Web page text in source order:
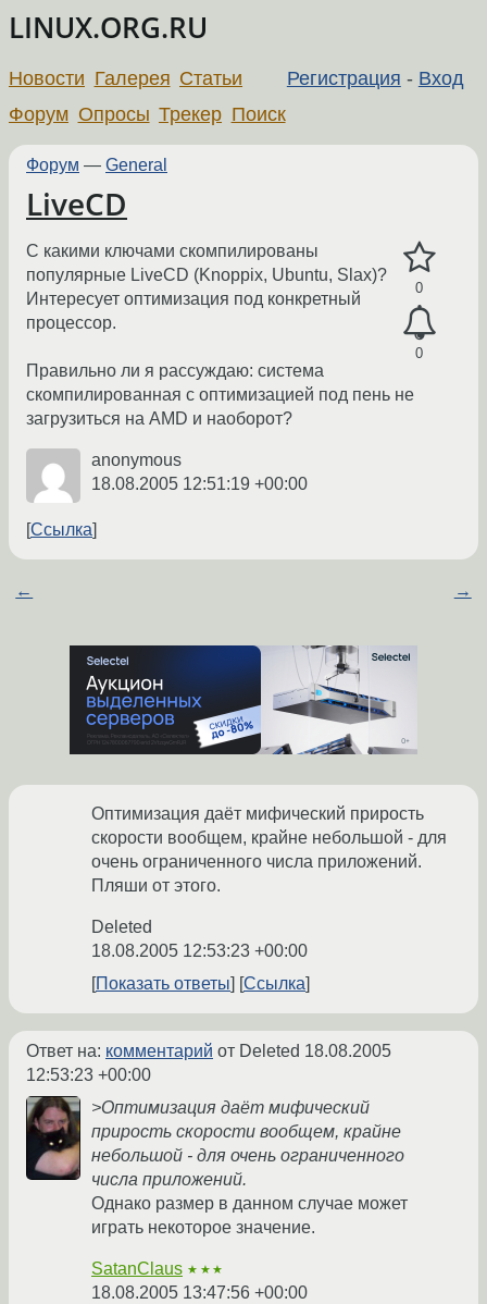
LINUX.ORG.RU
Регистрация - Вход
Новости Галерея Статьи
Форум Опросы Трекер Поиск
Форум — General
LiveCD
0
0
С какими ключами скомпилированы
популярные LiveCD (Knoppix, Ubuntu, Slax)?
Интересует оптимизация под конкретный
процессор.
Правильно ли я рассуждаю: система
скомпилированная с оптимизацией под пень не
загрузиться на AMD и наоборот?
anonymous
18.08.2005 12:51:19 +00:00
Ссылка
← →
Оптимизация даёт мифический прирость
скорости вообщем, крайне небольшой - для
очень ограниченного числа приложений.
Пляши от этого.
Deleted
18.08.2005 12:53:23 +00:00
Показать ответы
Ссылка
Ответ на: комментарий от Deleted 18.08.2005
12:53:23 +00:00
>Оптимизация даёт мифический
прирость скорости вообщем, крайне
небольшой - для очень ограниченного
числа приложений.
Однако размер в данном случае может
играть некоторое значение.
SatanClaus ★★★
18.08.2005 13:47:56 +00:00